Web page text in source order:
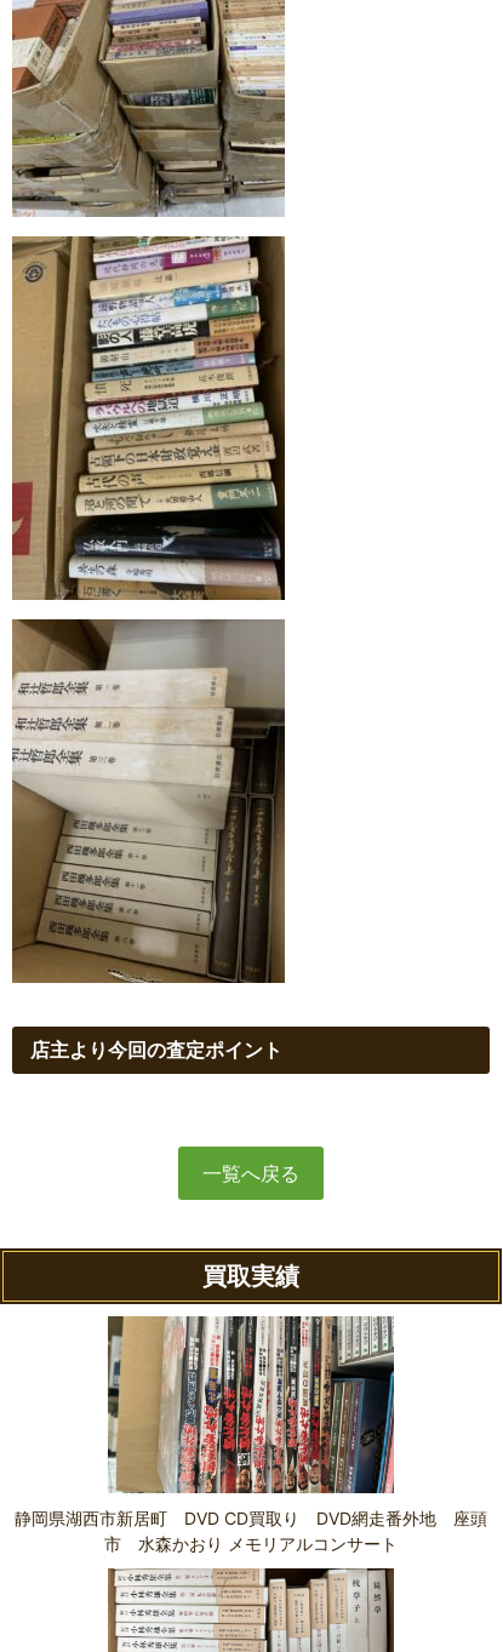
店主より今回の査定ポイント
一覧へ戻る
買取実績
静岡県湖西市新居町 DVD CD買取り DVD網走番外地 座頭
市 水森かおり メモリアルコンサート